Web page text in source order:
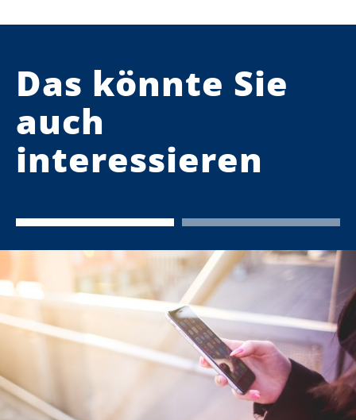
Das könnte Sie
auch
interessieren